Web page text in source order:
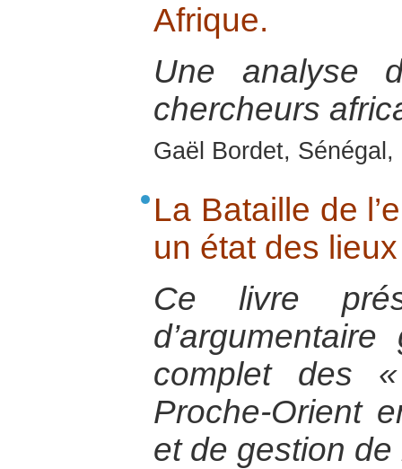
Afrique.
Une analyse
chercheurs
Gaël Bordet,
La Bataille de
un état des
Ce livre
complet des
Proche-Orient
et de gestion de